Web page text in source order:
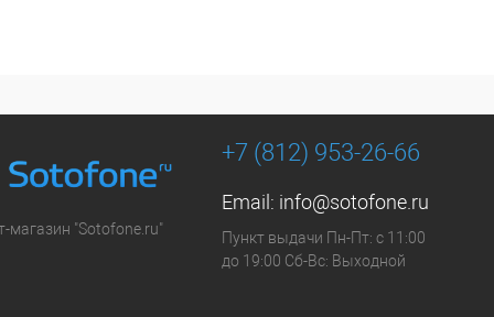
магазин "Sotofone.ru"
+7 (812) 953-26-66
Email: info@sotofone.ru
Пункт выдачи Пн-Пт: с 11:00
до 19:00 Сб-Вс: Выходной